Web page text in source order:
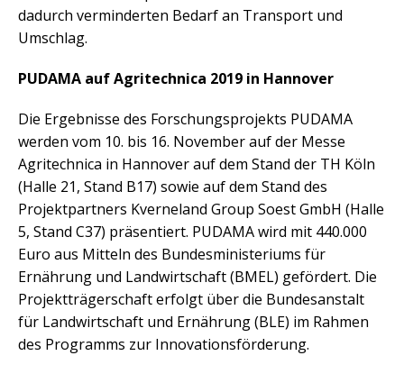
dadurch verminderten Bedarf an Transport und
Umschlag.
PUDAMA auf Agritechnica 2019 in Hannover
Die Ergebnisse des Forschungsprojekts PUDAMA
werden vom 10. bis 16. November auf der Messe
Agritechnica in Hannover auf dem Stand der TH Köln
(Halle 21, Stand B17) sowie auf dem Stand des
Projektpartners Kverneland Group Soest GmbH (Halle
5, Stand C37) präsentiert. PUDAMA wird mit 440.000
Euro aus Mitteln des Bundesministeriums für
Ernährung und Landwirtschaft (BMEL) gefördert. Die
Projektträgerschaft erfolgt über die Bundesanstalt
für Landwirtschaft und Ernährung (BLE) im Rahmen
des Programms zur Innovationsförderung.